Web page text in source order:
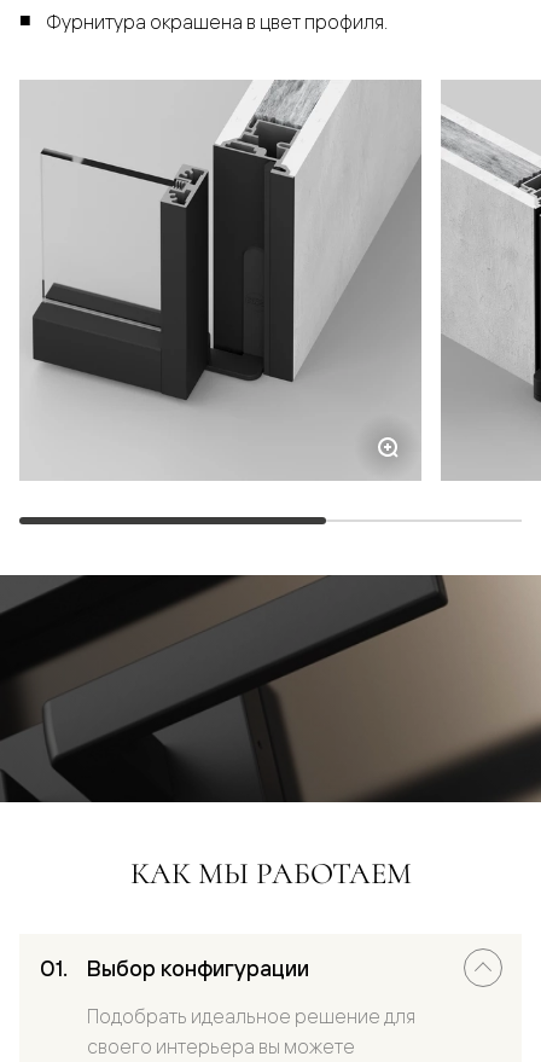
Фурнитура окрашена в цвет профиля.
КАК МЫ РАБОТАЕМ
Выбор конфигурации
Подобрать идеальное решение для
своего интерьера вы можете